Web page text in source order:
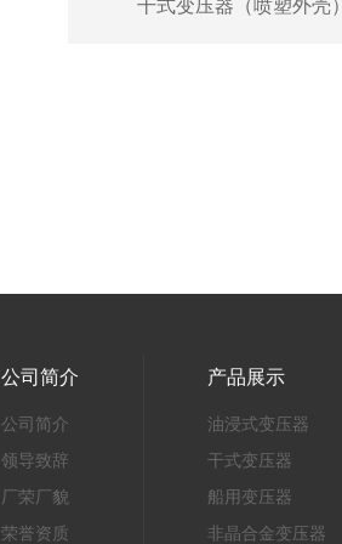
干式变压器（喷塑外壳）
公司简介
公司简介
领导致辞
厂荣厂貌
荣誉资质
产品展示
油浸式变压器
干式变压器
船用变压器
非晶合金变压器